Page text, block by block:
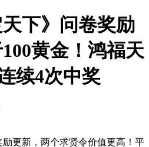
天下》问卷奖励
黄金！鸿福天
续4次中奖
励更新，两个求贤令价值更高！平